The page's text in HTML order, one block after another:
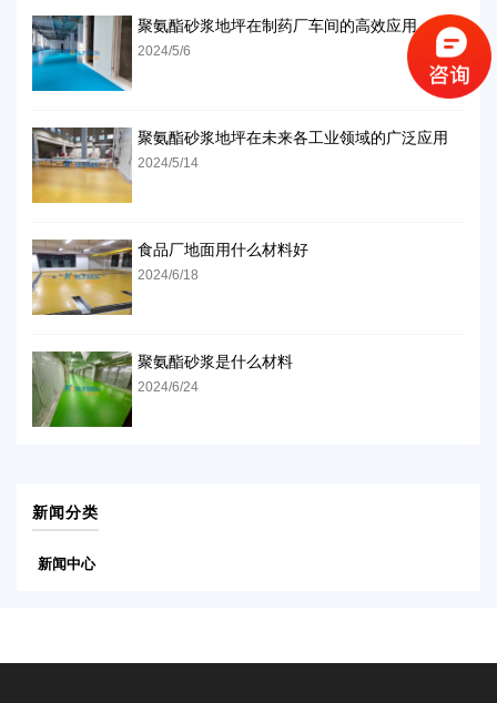
聚氨酯砂浆地坪在制药厂车间的高效应用
2024/5/6
聚氨酯砂浆地坪在未来各工业领域的广泛应用
2024/5/14
食品厂地面用什么材料好
2024/6/18
聚氨酯砂浆是什么材料
2024/6/24
新闻分类
新闻中心